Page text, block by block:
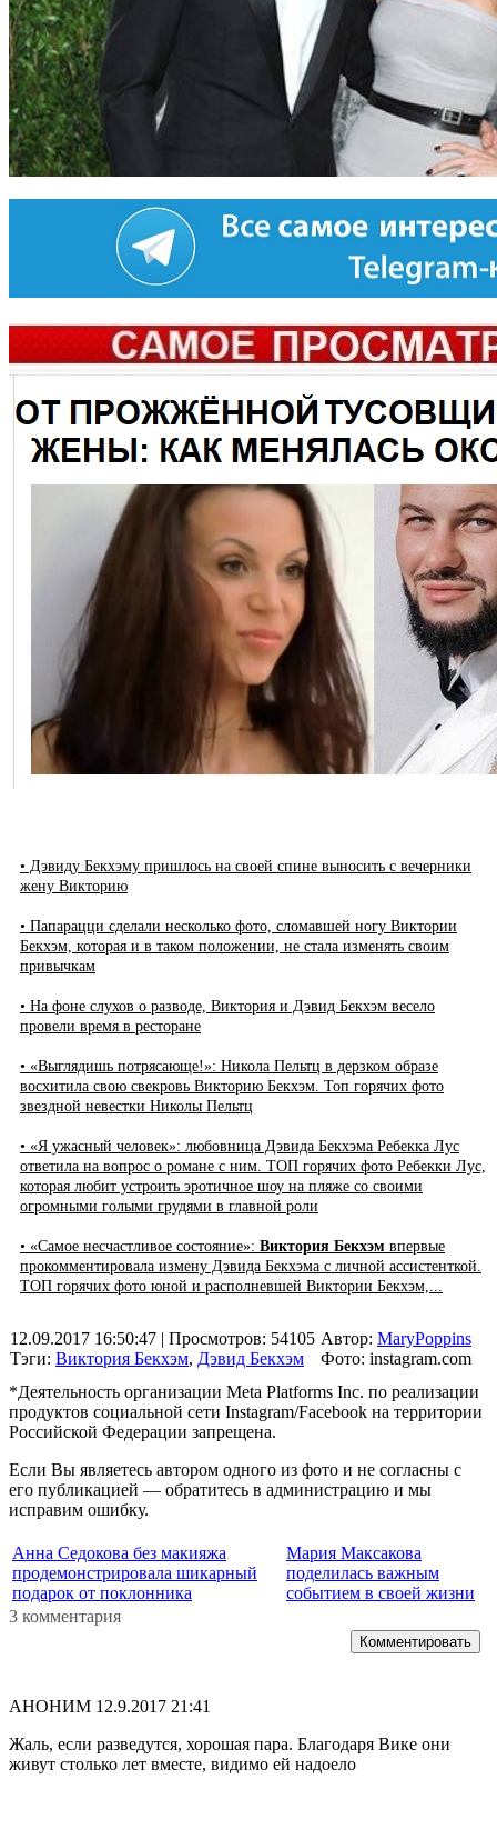
• Дэвиду Бекхэму пришлось на своей спине выносить с вечерники
жену Викторию
• Папарацци сделали несколько фото, сломавшей ногу Виктории
Бекхэм, которая и в таком положении, не стала изменять своим
привычкам
• На фоне слухов о разводе, Виктория и Дэвид Бекхэм весело
провели время в ресторане
• «Выглядишь потрясающе!»: Никола Пельтц в дерзком образе
восхитила свою свекровь Викторию Бекхэм. Топ горячих фото
звездной невестки Николы Пельтц
• «Я ужасный человек»: любовница Дэвида Бекхэма Ребекка Лус
ответила на вопрос о романе с ним. ТОП горячих фото Ребекки Лус,
которая любит устроить эротичное шоу на пляже со своими
огромными голыми грудями в главной роли
• «Самое несчастливое состояние»: Виктория Бекхэм впервые
прокомментировала измену Дэвида Бекхэма с личной ассистенткой.
ТОП горячих фото юной и располневшей Виктории Бекхэм,...
12.09.2017 16:50:47 | Просмотров: 54105
Тэги: Виктория Бекхэм, Дэвид Бекхэм
Автор: MaryPoppins
Фото: instagram.com
*Деятельность организации Meta Platforms Inc. по реализации
продуктов социальной сети Instagram/Facebook на территории
Российской Федерации запрещена.
Если Вы являетесь автором одного из фото и не согласны с
его публикацией — обратитесь в администрацию и мы
исправим ошибку.
Анна Седокова без макияжа
продемонстрировала шикарный
подарок от поклонника
Мария Максакова
поделилась важным
событием в своей жизни
3 комментария
Комментировать
АНОНИМ 12.9.2017 21:41
Жаль, если разведутся, хорошая пара. Благодаря Вике они
живут столько лет вместе, видимо ей надоело